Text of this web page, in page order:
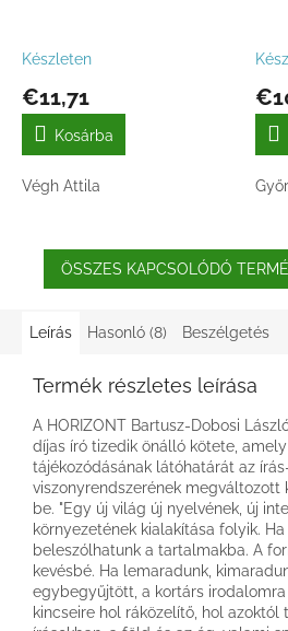
Készleten
€11,71
Kosárba
Végh Attila
ÖSSZES KAPCSOLÓDÓ
Leírás Hasonló (8) Beszélgetés
Termék részletes leírása
A HORIZONT Bartusz-Dobosi
díjas író tizedik önálló kötete,
tájékozódásának látóhatárát az
viszonyrendszerének megváltozott
be. "Egy új világ új nyelvének, új
környezetének kialakítása folyik.
beleszólhatunk a tartalmakba. A
kevésbé. Ha lemaradunk,
egybegyűjtött, a kortárs
kincseire hol ráközelítő, hol